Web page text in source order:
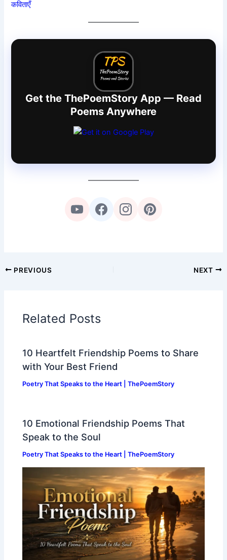
कविताएँ
Get the ThePoemStory App — Read
Poems Anywhere
PREVIOUS NEXT
Related Posts
10 Heartfelt Friendship Poems to Share
with Your Best Friend
Poetry That Speaks to the Heart | ThePoemStory
10 Emotional Friendship Poems That
Speak to the Soul
Poetry That Speaks to the Heart | ThePoemStory